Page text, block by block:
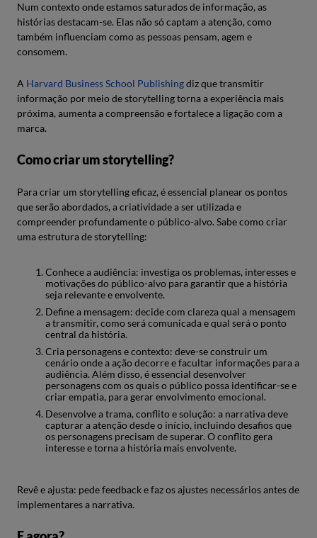
Num contexto onde estamos saturados de informação, as
histórias destacam-se. Elas não só captam a atenção, como
também influenciam como as pessoas pensam, agem e
consomem.
A Harvard Business School Publishingdiz que transmitir
informação por meio de storytelling torna a experiência mais
próxima, aumenta a compreensão e fortalece a ligação com a
marca.
Como criar um storytelling?
Para criar um storytelling eficaz, é essencial planear os pontos
que serão abordados, a criatividade a ser utilizada e
compreender profundamente o público-alvo. Sabe como criar
uma estrutura de storytelling:
Conhece a audiência: investiga os problemas, interesses e
motivações do público-alvo para garantir que a história
seja relevante e envolvente.
Define a mensagem: decide com clareza qual a mensagem
a transmitir, como será comunicada e qual será o ponto
central da história.
Cria personagens e contexto: deve-se construir um
cenário onde a ação decorre e facultar informações para a
audiência. Além disso, é essencial desenvolver
personagens com os quais o público possa identificar-se e
criar empatia, para gerar envolvimento emocional.
Desenvolve a trama, conflito e solução: a narrativa deve
capturar a atenção desde o início, incluindo desafios que
os personagens precisam de superar. O conflito gera
interesse e torna a história mais envolvente.
Revê e ajusta: pede feedback e faz os ajustes necessários antes de
implementares a narrativa.